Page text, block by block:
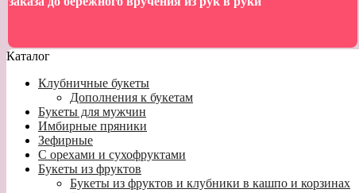
Каталог
Клубничные букеты
Дополнения к букетам
Букеты для мужчин
Имбирные пряники
Зефирные
С орехами и сухофруктами
Букеты из фруктов
Букеты из фруктов и клубники в кашпо и корзинах